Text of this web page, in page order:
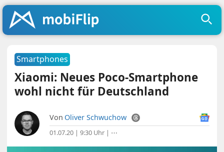
Smartphones
Xiaomi: Neues Poco-Smartphone
wohl nicht für Deutschland
Von Oliver Schwuchow
01.07.20 | 9:30 Uhr | ⋯